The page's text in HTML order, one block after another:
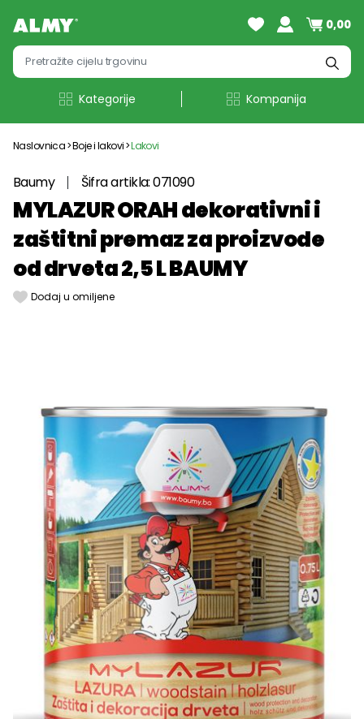
0,00
Kategorije Kompanija
Naslovnica Boje i lakovi Lakovi
Baumy Šifra artikla: 071090
MYLAZUR ORAH dekorativni i
zaštitni premaz za proizvode
od drveta 2,5 L BAUMY
Dodaj u omiljene